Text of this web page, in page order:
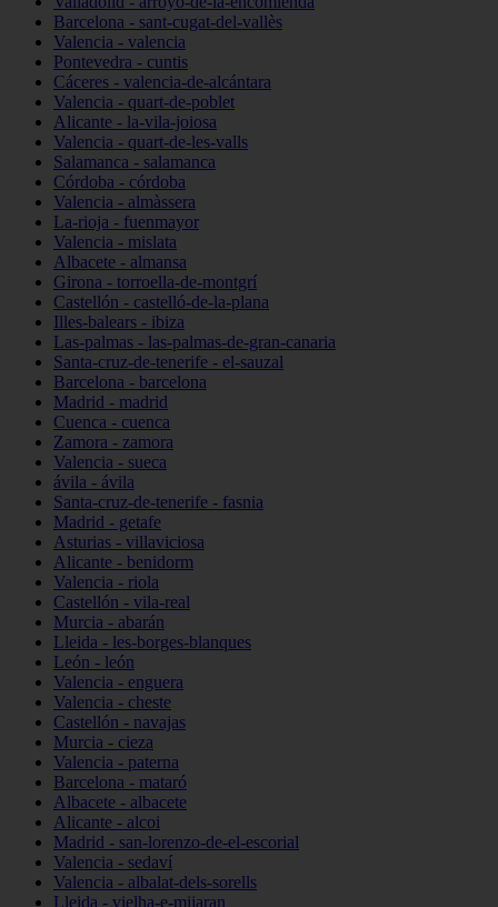
Barcelona - sant-cugat-del-vallès
Valencia - valencia
Pontevedra - cuntis
Cáceres - valencia-de-alcántara
Valencia - quart-de-poblet
Alicante - la-vila-joiosa
Valencia - quart-de-les-valls
Salamanca - salamanca
Córdoba - córdoba
Valencia - almàssera
La-rioja - fuenmayor
Valencia - mislata
Albacete - almansa
Girona - torroella-de-montgrí
Castellón - castelló-de-la-plana
Illes-balears - ibiza
Las-palmas - las-palmas-de-gran-canaria
Santa-cruz-de-tenerife - el-sauzal
Barcelona - barcelona
Madrid - madrid
Cuenca - cuenca
Zamora - zamora
Valencia - sueca
ávila - ávila
Santa-cruz-de-tenerife - fasnia
Madrid - getafe
Asturias - villaviciosa
Alicante - benidorm
Valencia - riola
Castellón - vila-real
Murcia - abarán
Lleida - les-borges-blanques
León - león
Valencia - enguera
Valencia - cheste
Castellón - navajas
Murcia - cieza
Valencia - paterna
Barcelona - mataró
Albacete - albacete
Alicante - alcoi
Madrid - san-lorenzo-de-el-escorial
Valencia - sedaví
Valencia - albalat-dels-sorells
Lleida - vielha-e-mijaran